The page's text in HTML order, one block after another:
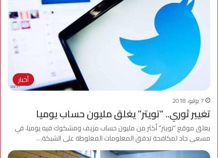
أخبار
7 يوليو، 2018
تغيير ثوري.. “تويتر” يغلق مليون حساب يوميا
يغلق موقع “تويتر” أكثر من مليون حساب مزيف ومشكوك فيه يوميا، في
مسعى جاد لمكافحة تدفق المعلومات المغلوطة على الشبكة…